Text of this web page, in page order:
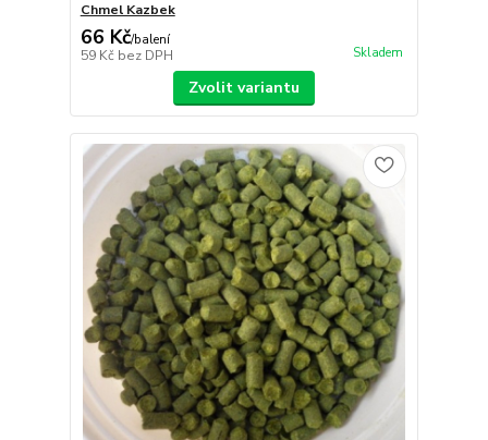
Chmel Kazbek
66 Kč/balení
59 Kč bez DPH Skladem
Zvolit variantu